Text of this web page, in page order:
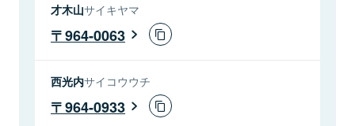
才木山サイキヤマ
964-0063
西光内サイコウウチ
964-0933